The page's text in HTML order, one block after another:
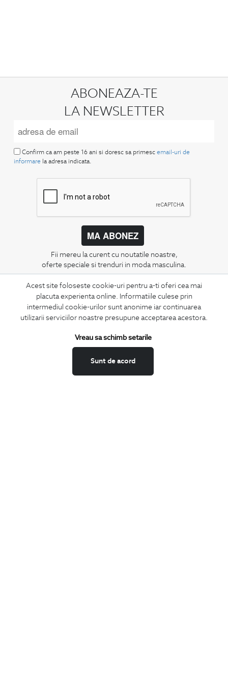
Acest site foloseste cookie-uri pentru a-ti oferi cea mai
placuta experienta online. Informatiile culese prin
intermediul cookie-urilor sunt anonime iar continuarea
utilizarii serviciilor noastre presupune acceptarea acestora.
Sunt de acord
Vreau sa schimb setarile
ABONEAZA-TE
LA NEWSLETTER
Confirm ca am peste 16 ani si doresc sa primesc email-uri de
informare la adresa indicata.
MA ABONEZ
Fii mereu la curent cu noutatile noastre,
oferte speciale si trenduri in moda masculina.
CONCIERGE
Termeni si conditii
Schimburi si retur
ANPC